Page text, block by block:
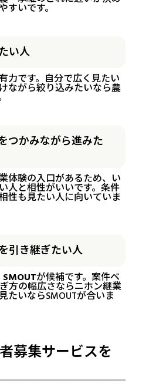
すいです。
い人
力です。自分で広く見たい
ながら絞り込みたいなら農
つかみながら進みた
体験の入口があるため、い
人と相性がいいです。条件
性も見たい人に向いていま
引き継ぎたい人
SMOUTが候補です。案件ベ
方の幅広さならニホン継業
たいならSMOUTが合いま
募集サービスを